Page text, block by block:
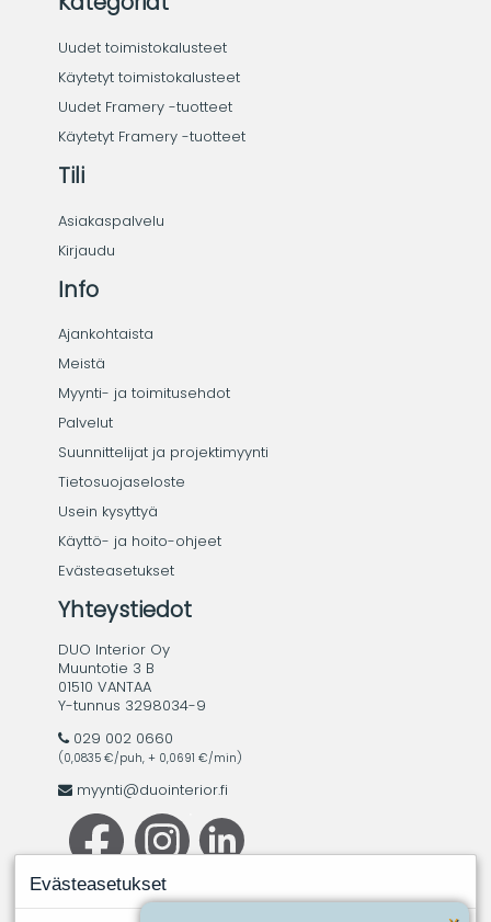
Uudet toimistokalusteet
Käytetyt toimistokalusteet
Uudet Framery -tuotteet
Käytetyt Framery -tuotteet
Tili
Asiakaspalvelu
Kirjaudu
Info
Ajankohtaista
Meistä
Myynti- ja toimitusehdot
Palvelut
Suunnittelijat ja projektimyynti
Tietosuojaseloste
Usein kysyttyä
Käyttö- ja hoito-ohjeet
Evästeasetukset
Yhteystiedot
DUO Interior Oy
Muuntotie 3 B
01510 VANTAA
Y-tunnus 3298034-9
029 002 0660
(0,0835 €/puh, + 0,0691 €/min)
myynti@duointerior.fi
Evästeasetukset